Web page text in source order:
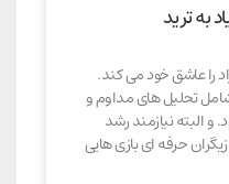
به ترید
را عاشق خود می کند.
تحلیل ھای مداوم و
نیازمند رشد
حرفه ای بازی ھایی